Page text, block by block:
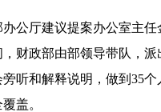
办公厅建议提案办公室主
财政部由部领导带队，派
听和解释说明，做到35个
盖。